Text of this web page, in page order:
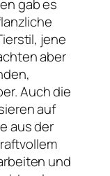
gab es
jene
aber
Auch die
auf
aus der
und